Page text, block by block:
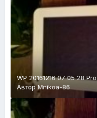
WP 20161216 07 05 28 Pro
АвторMnikoa-86